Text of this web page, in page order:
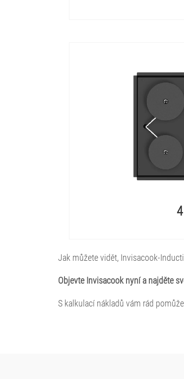
Jak můžete vidět, Invisacook-
Objevte Invisacook nyní a najděte
S kalkulací nákladů vám rád